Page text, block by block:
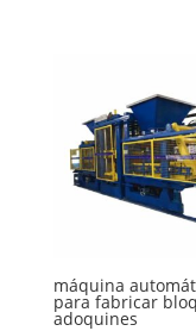
máquina
para fabricar
adoquines